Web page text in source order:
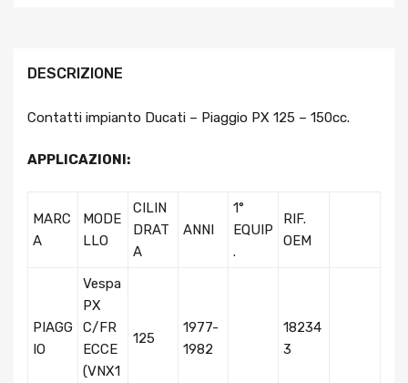
DESCRIZIONE
Contatti impianto Ducati – Piaggio PX 125 – 150cc.
APPLICAZIONI:
MARC
A
MODE
LLO
CILIN
DRAT
A
ANNI
1°
EQUIP
.
RIF.
OEM
PIAGG
IO
Vespa
PX
C/FR
ECCE
(VNX1
125
1977-
1982
18234
3